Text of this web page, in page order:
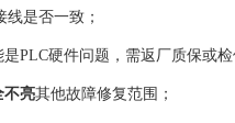
是否一致；
PLC硬件问题，需返厂质保或
不亮其他故障修复范围；